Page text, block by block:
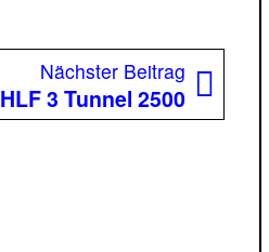
Nächster Beitrag Nächster
Beitrag:
HLF 3 Tunnel 2500